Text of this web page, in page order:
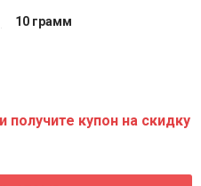
10 грамм
купон на скидку